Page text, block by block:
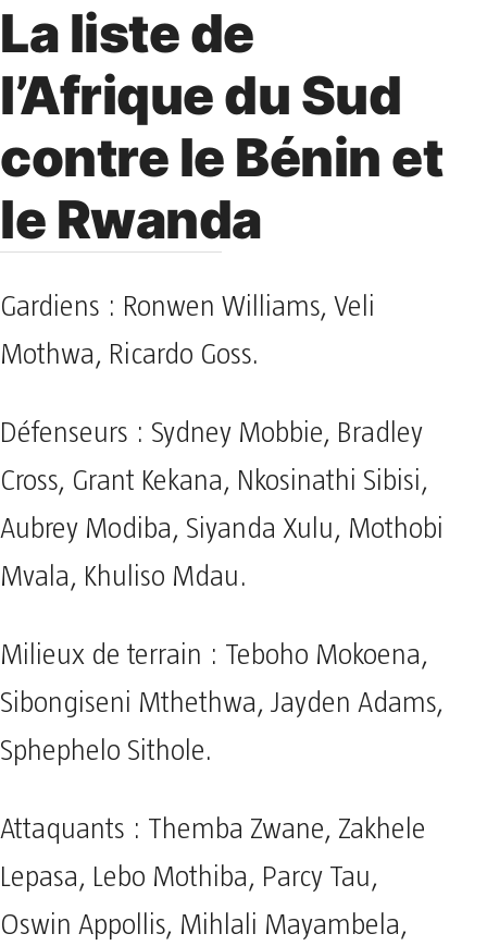
La liste de
l’Afrique du Sud
contre le Bénin et
le Rwanda
Gardiens : Ronwen Williams, Veli
Mothwa, Ricardo Goss.
Défenseurs : Sydney Mobbie, Bradley
Cross, Grant Kekana, Nkosinathi Sibisi,
Aubrey Modiba, Siyanda Xulu, Mothobi
Mvala, Khuliso Mdau.
Milieux de terrain : Teboho Mokoena,
Sibongiseni Mthethwa, Jayden Adams,
Sphephelo Sithole.
Attaquants : Themba Zwane, Zakhele
Lepasa, Lebo Mothiba, Parcy Tau,
Oswin Appollis, Mihlali Mayambela,